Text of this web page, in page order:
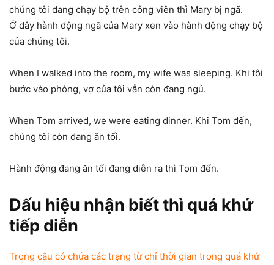
chúng tôi đang chạy bộ trên công viên thì Mary bị ngã.
Ở đây hành động ngã của Mary xen vào hành động chạy bộ
của chúng tôi.
When I walked into the room, my wife was sleeping. Khi tôi
bước vào phòng, vợ của tôi vẫn còn đang ngủ.
When Tom arrived, we were eating dinner. Khi Tom đến,
chúng tôi còn đang ăn tối.
Hành động đang ăn tối đang diễn ra thì Tom đến.
Dấu hiệu nhận biết thì quá khứ
tiếp diễn
Trong câu có chứa các trạng từ chỉ thời gian trong quá khứ